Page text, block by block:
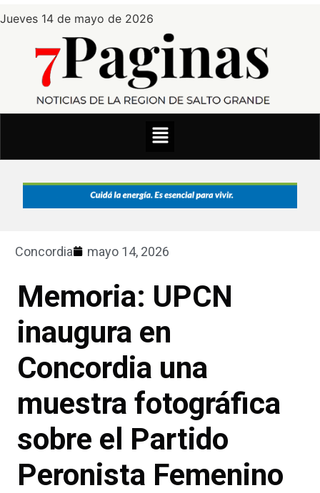
Jueves 14 de mayo de 2026
Concordia mayo 14, 2026
Memoria: UPCN
inaugura en
Concordia una
muestra fotográfica
sobre el Partido
Peronista Femenino